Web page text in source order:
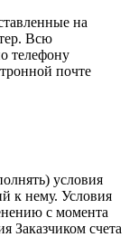
на
Всю
телефону
почте
условия
к нему. Условия
с момента
Заказчиком счета